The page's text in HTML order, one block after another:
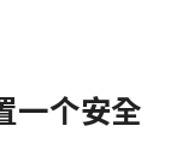
一个安全